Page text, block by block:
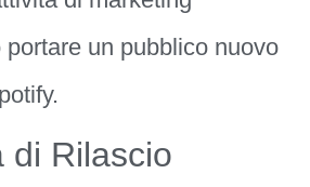
un pubblico nuovo
di Rilascio